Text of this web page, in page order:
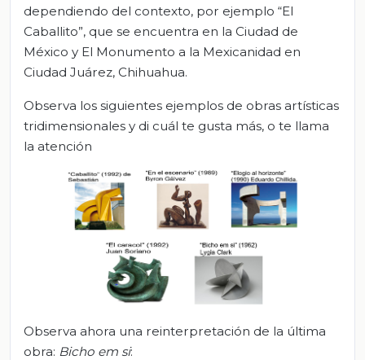
dependiendo del contexto, por ejemplo “El
Caballito”, que se encuentra en la Ciudad de
México y El Monumento a la Mexicanidad en
Ciudad Juárez, Chihuahua.
Observa los siguientes ejemplos de obras artísticas
tridimensionales y di cuál te gusta más, o te llama
la atención
Observa ahora una reinterpretación de la última
obra: Bicho em si: